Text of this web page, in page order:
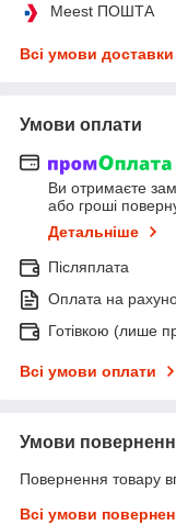
Meest ПОШТА
Всі умови доставки
Умови оплати
Ви отримаєте
або гроші
Детальніше
Післяплата
Оплата на
Готівкою (лише
Всі умови оплати
Умови
Повернення товару
Всі умови